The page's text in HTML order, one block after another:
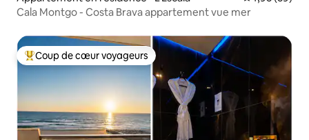
Cala Montgo - Costa Brava appartement vue mer
Coups de cœur voyageurs les plus appréciés
Coup de cœur voyageurs